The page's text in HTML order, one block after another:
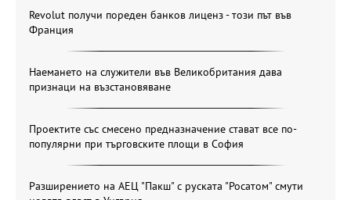
Revolut получи пореден банков лиценз - този път във
Франция
Наемането на служители във Великобритания дава
признаци на възстановяване
Проектите със смесено предназначение стават все по-
популярни при търговските площи в София
Разширението на АЕЦ "Пакш" с руската "Росатом" смути